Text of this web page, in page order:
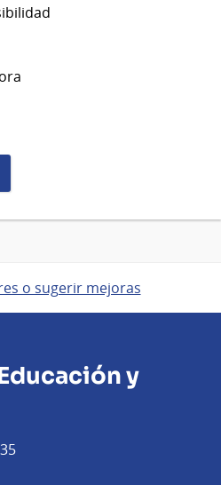
o sugerir mejoras
y